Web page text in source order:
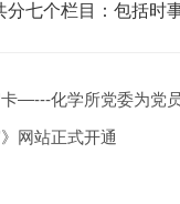
分七个栏目：包括时
—---化学所党委为党
网站正式开通